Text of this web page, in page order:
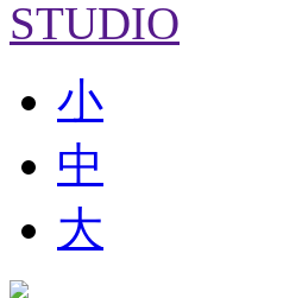
小
中
大